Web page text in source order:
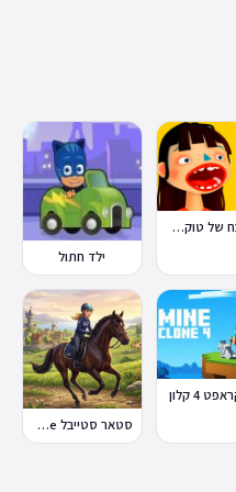
המטבח של טוקה בוקה
ילד חתול
4 קלון
סטאר סטייבל Star Stable Online